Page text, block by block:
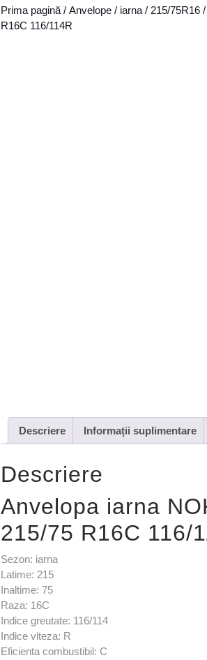
Prima pagină / Anvelope / iarna / 215/75R16 /
R16C 116/114R
Descriere Informații suplimentare
Descriere
Anvelopa iarna
215/75 R16C 116/
Sezon: iarna
Latime: 215
Inaltime: 75
Raza: 16C
Indice greutate: 116/114
Indice viteza: R
Eficienta combustibil: C